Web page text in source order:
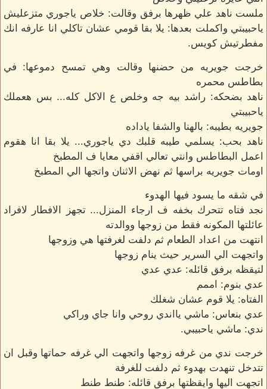
ملست ناهد علي ظهرها برفق وقالت: خلاص ياجوري متزعليش
ياحبيبتي واكملت بعدها: يلا بقا قومي عشان تاكلي انا عارفه انك
مفطرتيش كويس.
خرجت جويريه من حضنها وقالت وهي تمسح دموعها: في
بطاطس محمره
ناهد بضحكه: راشد بيه جه وخلص ع الاكل كله... بس هعملك
ياحبيبتي
جويريه بطيبه: بالهنا والشفا ياداده
ناهد بحب: يسلمي طيبه قلبك دي ياجوري... يلا بقا انا هقوم
اعمل البطاطس وانتي تعالي اقفي معايا ف المطبخ
اومات جويريه براسها ثم نهض الاثنان واتجها الي المطبخ
في شقه ما يسود فيها الهدوء
نجد فتاه تتحرك بخفه ف ارجاء المنزل... تجهز الافطار لافراد
عائلتها المكونه فقط من زوجها ووالدته
انتهت من اعداد الطعام ثم دلفت لغرفتها هي وزوجها
واتجهت الي السرير حيث ينام زوجها
لتيقظه برفق قائله: عدي عدي
عدي بنوم: اممم
الفتاه: يلا قوم عشان شغلك
عدي بنعاس: ماشي يااندي روحي وانا جاي وراكي
ندي: ماشي ياحبيبي.
خرجت ندي من غرفه زوجها واتجهت الي غرفه حماتها وقبل ان
تتدخل تنهدت بهدوء ثم دلفت للغرفة
اتجهت اليها وايقظتها برفق قائله: طنط طنط